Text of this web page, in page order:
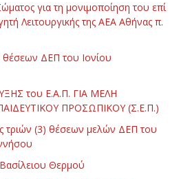
για τη μονιμοποίηση του επί
Λειτουργικής της ΑΕΑ Αθήνας π.
ΔΕΠ του Ιονίου
του Ε.Α.Π. ΓΙΑ ΜΕΛΗ
ΠΡΟΣΩΠΙΚΟΥ (Σ.Ε.Π.)
τριών (3) θέσεων μελών ΔΕΠ του
Θερμού